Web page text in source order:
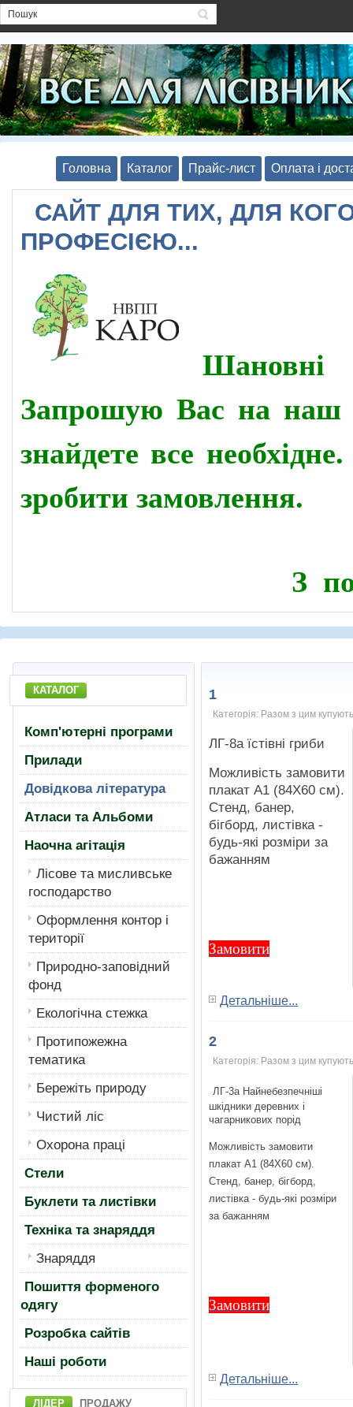
Головна Каталог Прайс-лист Оплата і
САЙТ ДЛЯ ТИХ, ДЛЯ
ПРОФЕСІЄЮ...
Запрошую Вас на наш
знайдете все
зробити замовлення.
З
1
Категорія: Разом з цим
ЛГ-8а їстiвнi гриби
Можливiсть замовити
плакат А1 (84Х60 см).
Стенд, банер,
бiгборд, листiвка -
будь-якi розмiри за
бажанням
Замовити
Детальніше...
2
Категорія: Разом з цим
ЛГ-3а Найнебезпечнiшi
шкiдники деревних i
чагарникових порiд
Можливiсть замовити
плакат А1 (84Х60 см).
Стенд, банер, бiгборд,
листiвка - будь-якi розмiри
за бажанням
Замовити
Детальніше...
КАТАЛОГ
Комп'ютерні програми
Прилади
Довідкова література
Атласи та Альбоми
Наочна агітація
Лiсове та мисливське
господарство
Оформлення контор і
території
Природно-заповідний
фонд
Екологiчна стежка
Протипожежна
тематика
Бережiть природу
Чистий лiс
Охорона працi
Стели
Буклети та листівки
Техніка та знаряддя
Знаряддя
Пошиття форменого
одягу
Розробка сайтів
Нашi роботи
ЛІДЕР ПРОДАЖУ